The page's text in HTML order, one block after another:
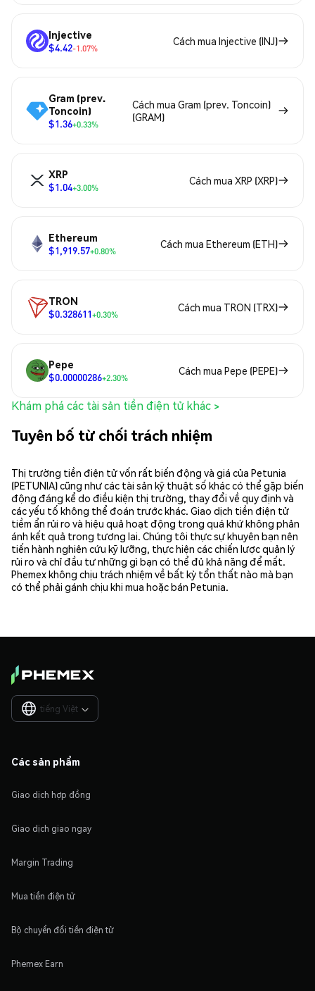
Injective
$4.42-1.07%
Cách mua Injective (INJ)
Gram (prev.
Toncoin)
$1.36+0.33%
Cách mua Gram (prev. Toncoin)
(GRAM)
XRP
$1.04+3.00%
Cách mua XRP (XRP)
Ethereum
$1,919.57+0.80%
Cách mua Ethereum (ETH)
TRON
$0.328611+0.30%
Cách mua TRON (TRX)
Pepe
$0.00000286+2.30%
Cách mua Pepe (PEPE)
Khám phá các tài sản tiền điện tử khác >
Tuyên bố từ chối trách nhiệm
Thị trường tiền điện tử vốn rất biến động và giá của Petunia
(PETUNIA) cũng như các tài sản kỹ thuật số khác có thể gặp biến
động đáng kể do điều kiện thị trường, thay đổi về quy định và
các yếu tố không thể đoán trước khác. Giao dịch tiền điện tử
tiềm ẩn rủi ro và hiệu quả hoạt động trong quá khứ không phản
ánh kết quả trong tương lai. Chúng tôi thực sự khuyên bạn nên
tiến hành nghiên cứu kỹ lưỡng, thực hiện các chiến lược quản lý
rủi ro và chỉ đầu tư những gì bạn có thể đủ khả năng để mất.
Phemex không chịu trách nhiệm về bất kỳ tổn thất nào mà bạn
có thể phải gánh chịu khi mua hoặc bán Petunia.
tiếng Việt 
Các sản phẩm
Giao dịch hợp đồng
Giao dịch giao ngay
Margin Trading
Mua tiền điện tử
Bộ chuyển đổi tiền điện tử
Phemex Earn